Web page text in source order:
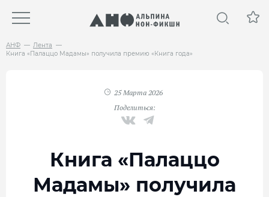
АНФ
Лента
Книга «Палаццо Мадамы» получила премию «Книга года»
25 Марта 2026
Поделиться:
Книга «Палаццо
Мадамы» получила